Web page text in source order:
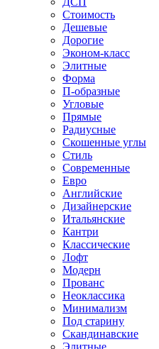
Стоимость
Дешевые
Дорогие
Эконом-класс
Элитные
Форма
П-образные
Угловые
Прямые
Радиусные
Скошенные углы
Стиль
Современные
Евро
Английские
Дизайнерские
Итальянские
Кантри
Классические
Лофт
Модерн
Прованс
Неоклассика
Минимализм
Под старину
Скандинавские
Элитные